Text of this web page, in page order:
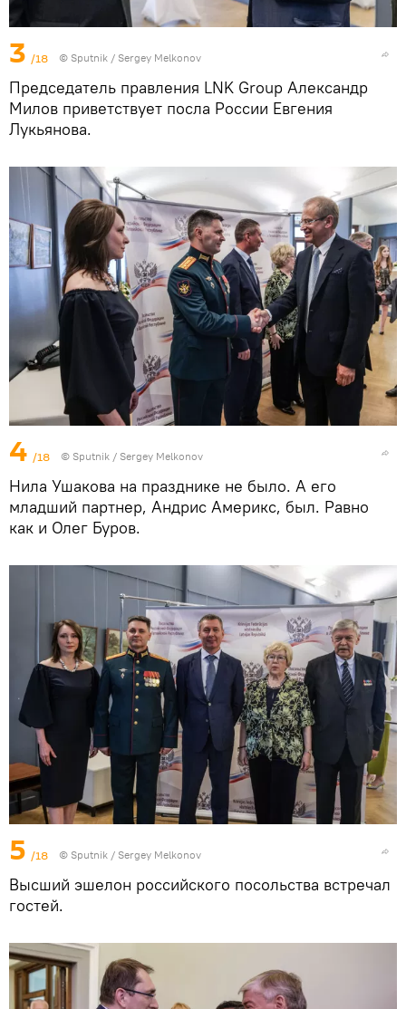
3 /18 © Sputnik / Sergey Melkonov
Председатель правления LNK Group Александр
Милов приветствует посла России Евгения
Лукьянова.
4 /18 © Sputnik / Sergey Melkonov
Нила Ушакова на празднике не было. А его
младший партнер, Андрис Америкс, был. Равно
как и Олег Буров.
5 /18 © Sputnik / Sergey Melkonov
Высший эшелон российского посольства встречал
гостей.